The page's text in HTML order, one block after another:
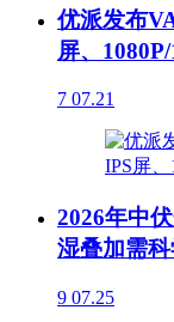
优派发布
屏、
7 07.21
2026年中
湿叠加需
9 07.25